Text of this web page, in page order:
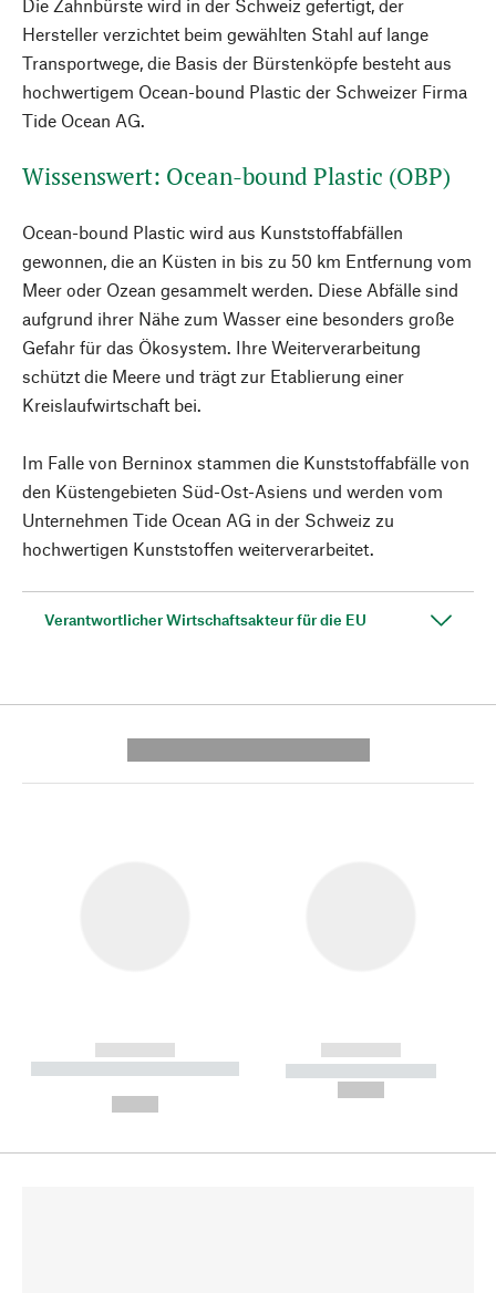
Die Zahnbürste wird in der Schweiz gefertigt, der
Hersteller verzichtet beim gewählten Stahl auf lange
Transportwege, die Basis der Bürstenköpfe besteht aus
hochwertigem Ocean-bound Plastic der Schweizer Firma
Tide Ocean AG.
Wissenswert: Ocean-bound Plastic (OBP)
Ocean-bound Plastic wird aus Kunststoffabfällen
gewonnen, die an Küsten in bis zu 50 km Entfernung vom
Meer oder Ozean gesammelt werden. Diese Abfälle sind
aufgrund ihrer Nähe zum Wasser eine besonders große
Gefahr für das Ökosystem. Ihre Weiterverarbeitung
schützt die Meere und trägt zur Etablierung einer
Kreislaufwirtschaft bei.
Im Falle von Berninox stammen die Kunststoffabfälle von
den Küstengebieten Süd-Ost-Asiens und werden vom
Unternehmen Tide Ocean AG in der Schweiz zu
hochwertigen Kunststoffen weiterverarbeitet.
Verantwortlicher Wirtschaftsakteur für die EU
------------
----------- ----------- --------
------------
----------- -----------